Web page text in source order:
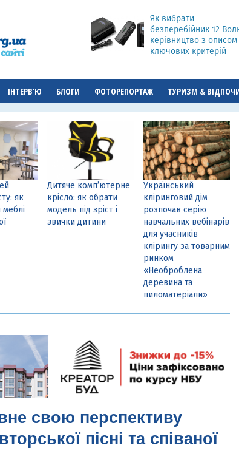
Як вибрати
безперебійник 12
керівництво з описом
ключових критерій
ІНТЕРВ'Ю БЛОГИ ФОТОРЕПОРТАЖ ТУРИЗМ &
як
меблі
Дитяче комп’ютерне
крісло: як обрати
модель під зріст і
звички дитини
Український
кліринговий дім
розпочав серію
навчальних вебінарів
для учасників
клірингу за товарним
ринком
«Необроблена
деревина та
пиломатеріали»
свою перспективу
пісні та співаної